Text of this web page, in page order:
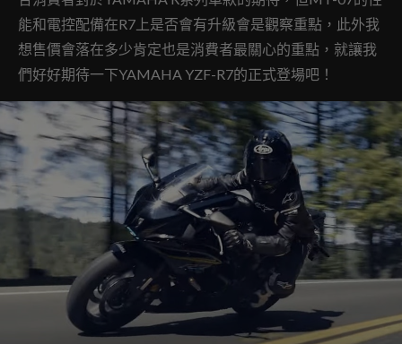
能和電控配備在R7上是否會有升級會是觀察重點，此外我
想售價會落在多少肯定也是消費者最關心的重點，就讓我
們好好期待一下YAMAHA YZF-R7的正式登場吧！